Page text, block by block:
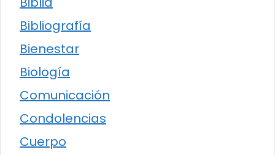
Bibliografía
Bienestar
Biología
Comunicación
Condolencias
Cuerpo